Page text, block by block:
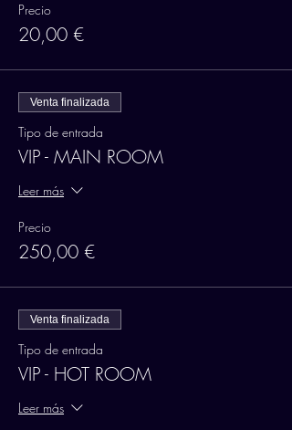
Precio
20,00 €
Venta finalizada
Tipo de entrada
VIP - MAIN ROOM
Leer más
Precio
250,00 €
Venta finalizada
Tipo de entrada
VIP - HOT ROOM
Leer más